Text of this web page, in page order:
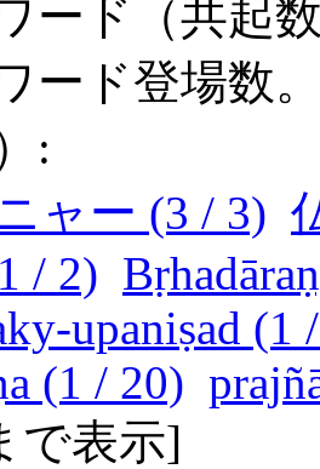
ード（共起
ード登場数
:
ャー (3 / 3)
/ 2)
upaniṣad (1
(1 / 20)
で表示]